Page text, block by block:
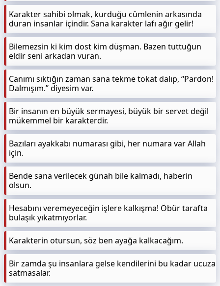
Karakter sahibi olmak, kurduğu cümlenin arkasında
duran insanlar içindir. Sana karakter lafı ağır gelir!
Bilemezsin ki kim dost kim düşman. Bazen tuttuğun
eldir seni arkadan vuran.
Canımı sıktığın zaman sana tekme tokat dalıp, “Pardon!
Dalmışım.” diyesim var.
Bir insanın en büyük sermayesi, büyük bir servet değil
mükemmel bir karakterdir.
Bazıları ayakkabı numarası gibi, her numara var Allah
için.
Bende sana verilecek günah bile kalmadı, haberin
olsun.
Hesabını veremeyeceğin işlere kalkışma! Öbür tarafta
bulaşık yıkatmıyorlar.
Karakterin otursun, söz ben ayağa kalkacağım.
Bir zamda şu insanlara gelse kendilerini bu kadar ucuza
satmasalar.